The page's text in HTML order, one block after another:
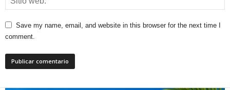
Save my name, email, and website in this browser for the next time I
comment.